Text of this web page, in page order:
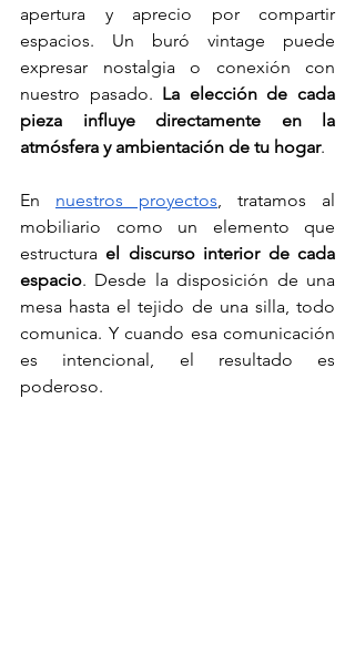
apertura y aprecio por compartir
espacios. Un buró vintage puede
expresar nostalgia o conexión con
nuestro pasado. La elección de cada
pieza influye directamente en la
atmósfera y ambientación de tu hogar.
En nuestros proyectos, tratamos al
mobiliario como un elemento que
estructura el discurso interior de cada
espacio. Desde la disposición de una
mesa hasta el tejido de una silla, todo
comunica. Y cuando esa comunicación
es intencional, el resultado es
poderoso.